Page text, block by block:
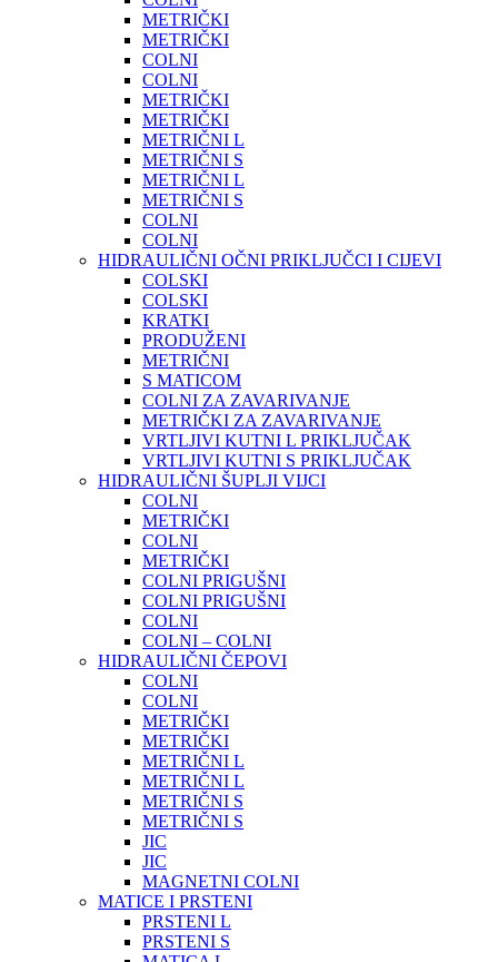
METRIČKI
METRIČKI
COLNI
COLNI
METRIČKI
METRIČKI
METRIČNI L
METRIČNI S
METRIČNI L
METRIČNI S
COLNI
COLNI
HIDRAULIČNI OČNI PRIKLJUČCI I CIJEVI
COLSKI
COLSKI
KRATKI
PRODUŽENI
METRIČNI
S MATICOM
COLNI ZA ZAVARIVANJE
METRIČKI ZA ZAVARIVANJE
VRTLJIVI KUTNI L PRIKLJUČAK
VRTLJIVI KUTNI S PRIKLJUČAK
HIDRAULIČNI ŠUPLJI VIJCI
COLNI
METRIČKI
COLNI
METRIČKI
COLNI PRIGUŠNI
COLNI PRIGUŠNI
COLNI
COLNI – COLNI
HIDRAULIČNI ČEPOVI
COLNI
COLNI
METRIČKI
METRIČKI
METRIČNI L
METRIČNI L
METRIČNI S
METRIČNI S
JIC
JIC
MAGNETNI COLNI
MATICE I PRSTENI
PRSTENI L
PRSTENI S